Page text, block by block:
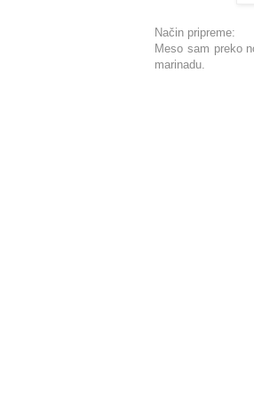
Način pripreme:
Meso sam preko
marinadu.